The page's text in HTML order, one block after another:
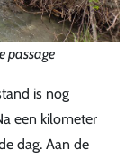
passage
is nog
een kilometer
dag. Aan de